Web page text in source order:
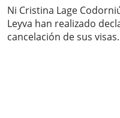
Ni Cristina Lage
Leyva han realizado
cancelación de sus visas.